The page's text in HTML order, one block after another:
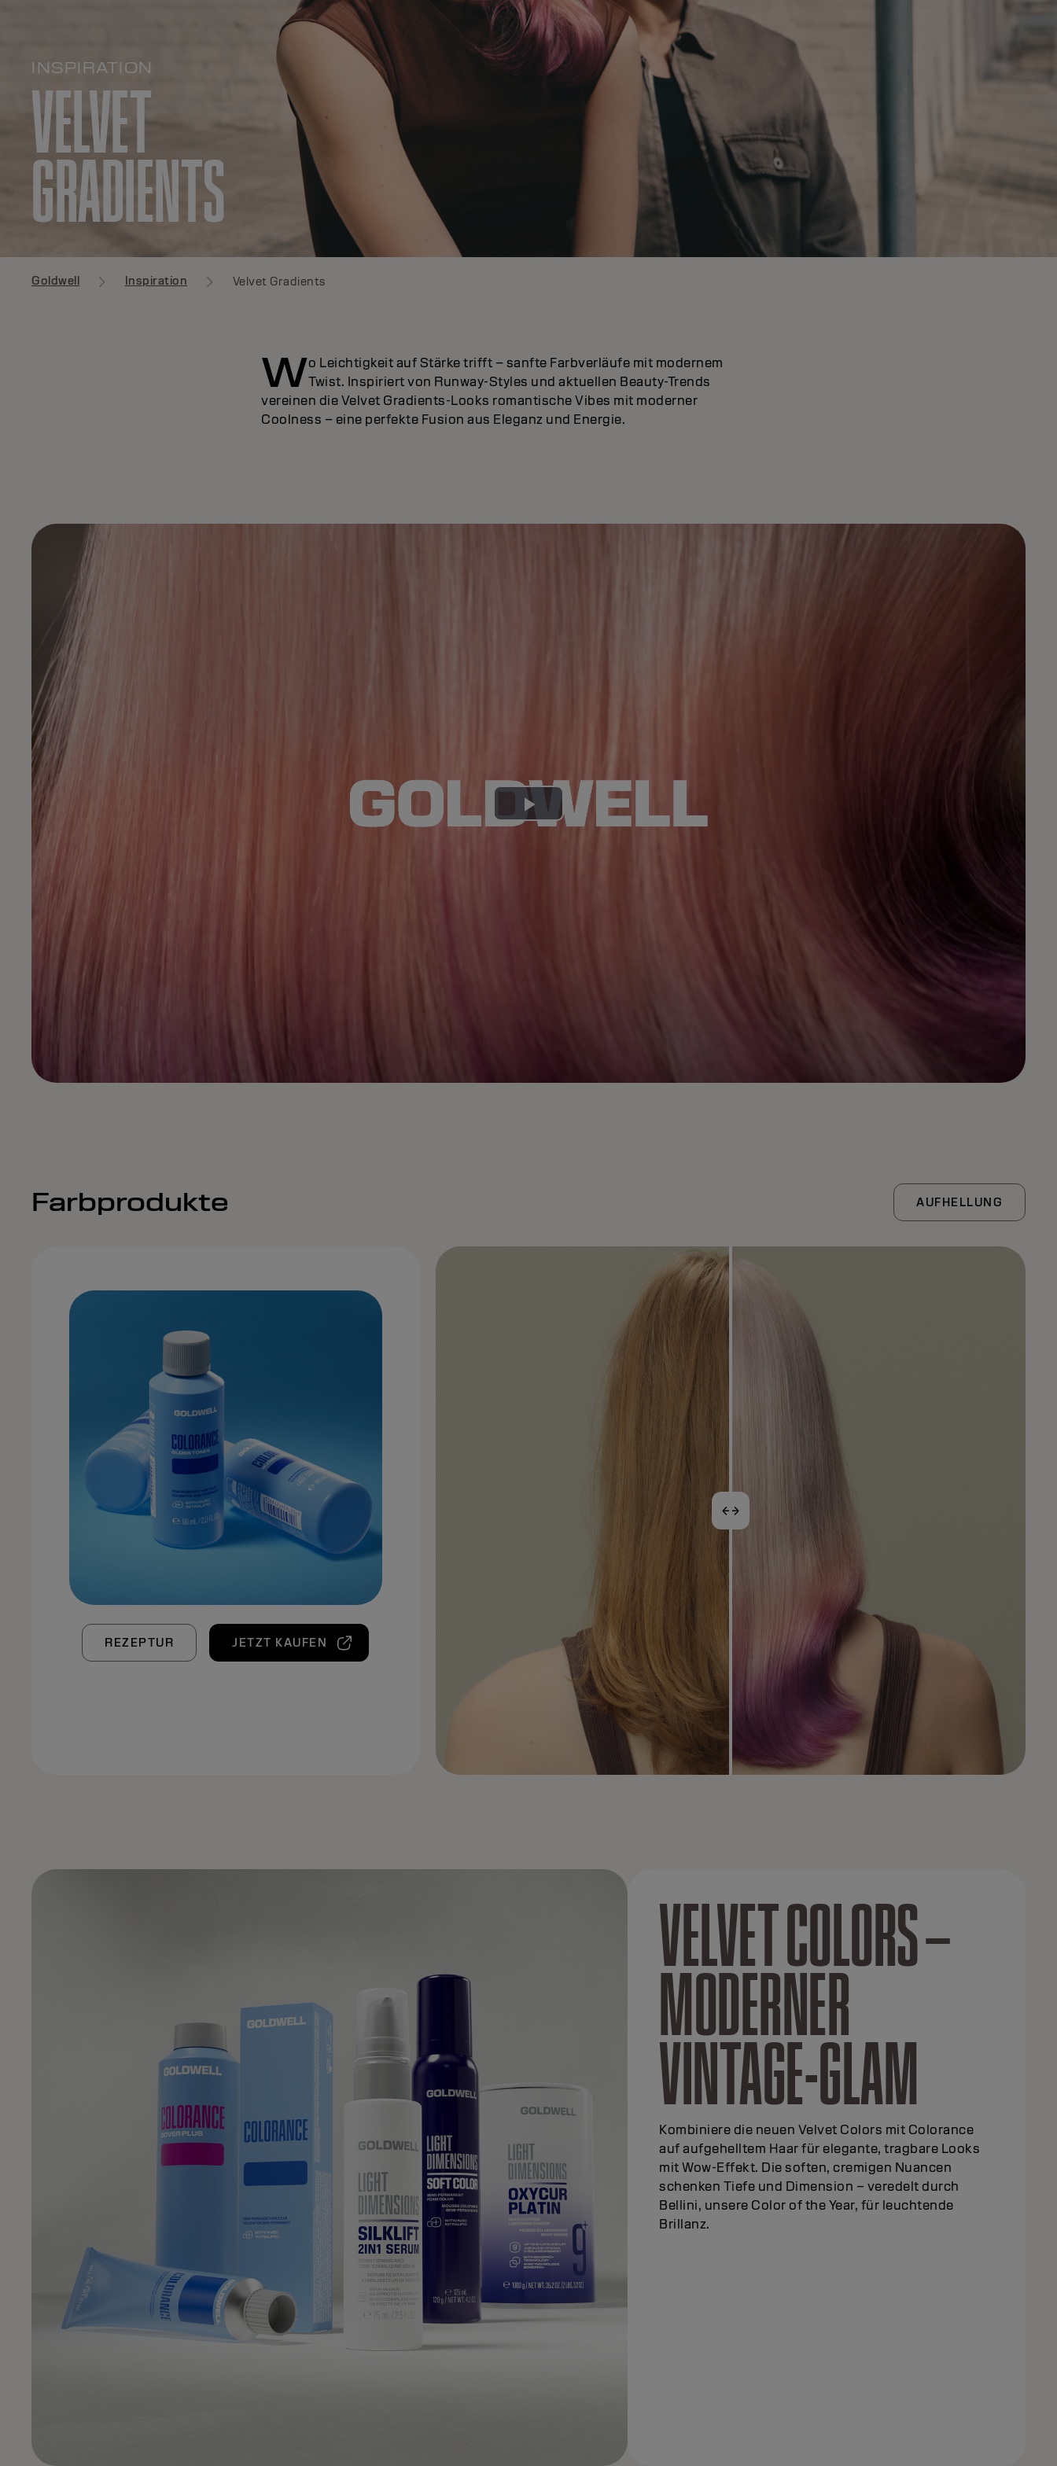
INSPIRATION
VELVET
GRADIENTS
Goldwell Inspiration Velvet Gradients
Wo Leichtigkeit auf Stärke trifft – sanfte Farbverläufe mit modernem
Twist. Inspiriert von Runway-Styles und aktuellen Beauty-Trends
vereinen die Velvet Gradients-Looks romantische Vibes mit moderner
Coolness – eine perfekte Fusion aus Eleganz und Energie.
Play
Farbprodukte AUFHELLUNG
REZEPTUR JETZT KAUFEN
VELVET COLORS –
MODERNER
VINTAGE-GLAM
Kombiniere die neuen Velvet Colors mit Colorance
auf aufgehelltem Haar für elegante, tragbare Looks
mit Wow-Effekt. Die soften, cremigen Nuancen
schenken Tiefe und Dimension – veredelt durch
Bellini, unsere Color of the Year, für leuchtende
Brillanz.